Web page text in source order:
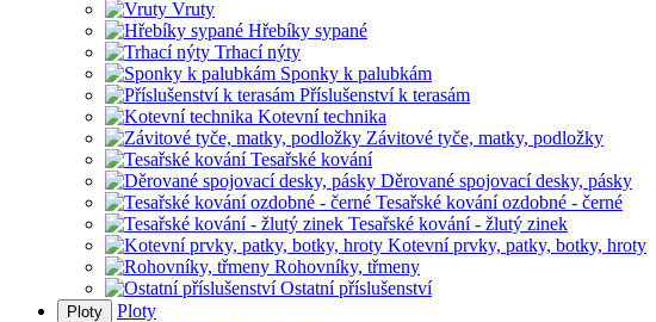
Vruty
Hřebíky sypané
Trhací nýty
Sponky k palubkám
Příslušenství k terasám
Kotevní technika
Závitové tyče, matky, podložky
Tesařské kování
Děrované spojovací desky, pásky
Tesařské kování ozdobné - černé
Tesařské kování - žlutý zinek
Kotevní prvky, patky, botky, hroty
Rohovníky, třmeny
Ostatní příslušenství
Ploty
Ploty